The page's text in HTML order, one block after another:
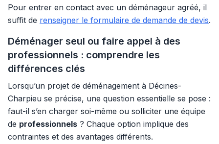
Pour entrer en contact avec un déménageur agréé, il
suffit de renseigner le formulaire de demande de devis.
Déménager seul ou faire appel à des
professionnels : comprendre les
différences clés
Lorsqu’un projet de déménagement à Décines-
Charpieu se précise, une question essentielle se pose :
faut-il s’en charger soi-même ou solliciter une équipe
de professionnels ? Chaque option implique des
contraintes et des avantages différents.